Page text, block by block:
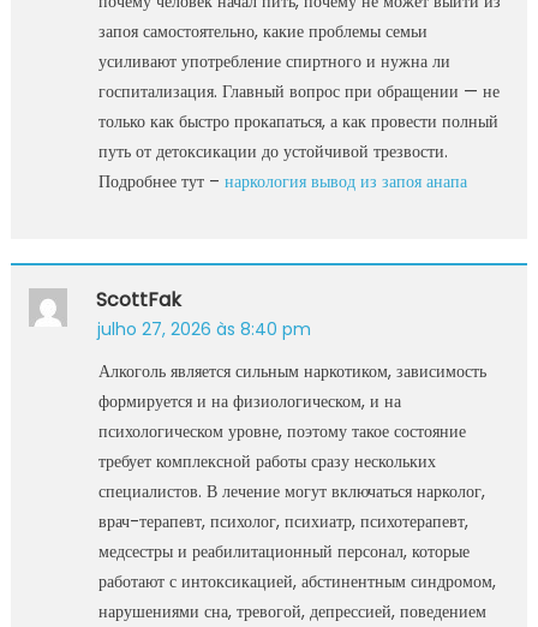
запоя самостоятельно, какие проблемы семьи
усиливают употребление спиртного и нужна ли
госпитализация. Главный вопрос при обращении — не
только как быстро прокапаться, а как провести полный
путь от детоксикации до устойчивой трезвости.
Подробнее тут – наркология вывод из запоя анапа
ScottFak
julho 27, 2026 às 8:40 pm
Алкоголь является сильным наркотиком, зависимость
формируется и на физиологическом, и на
психологическом уровне, поэтому такое состояние
требует комплексной работы сразу нескольких
специалистов. В лечение могут включаться нарколог,
врач-терапевт, психолог, психиатр, психотерапевт,
медсестры и реабилитационный персонал, которые
работают с интоксикацией, абстинентным синдромом,
нарушениями сна, тревогой, депрессией, поведением